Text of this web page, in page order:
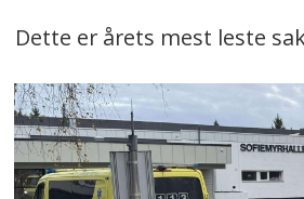
Dette er årets mest leste